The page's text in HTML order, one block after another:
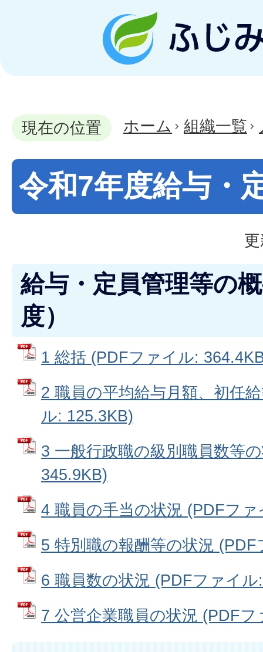
現在の位置 ホーム 組織一覧
令和7年度給与・
給与・定員管理等の
度）
1 総括 (PDFファイル:
2 職員の平均給与月額、初任
ル: 125.3KB)
3 一般行政職の級別職員数等
345.9KB)
4 職員の手当の状況 (PDFフ
5 特別職の報酬等の状況
6 職員数の状況 (PDFファイル
7 公営企業職員の状況 (PDF